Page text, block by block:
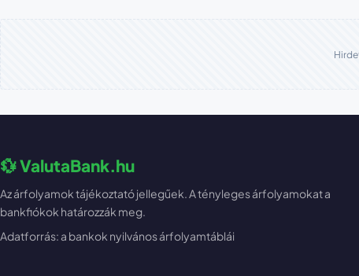
💱 ValutaBank.hu
Az árfolyamok tájékoztató jellegűek. A tényleges árfolyamokat a
bankfiókok határozzák meg.
Adatforrás: a bankok nyilvános árfolyamtáblái